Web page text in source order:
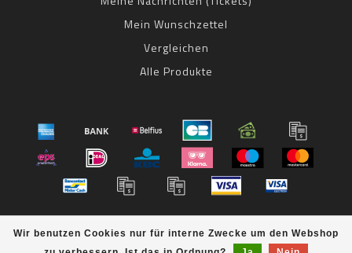
Wir benutzen Cookies nur für interne Zwecke um den Webshop
Mein Wunschzettel
Vergleichen
Alle Produkte
© Copyright 2026 bestbike RADSPORT Andreas Kommer -
Powered byLightspeed- Theme byDyvelopment